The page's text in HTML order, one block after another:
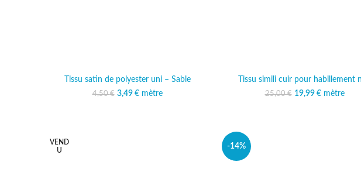
Tissu satin de polyester uni – Sable
4,50€
Le prix initial était :
3,49 € Le prix actuel est :
mètre
Tissu simili cuir pour habillement
25,00€
Le prix initial
19,99 € Le prix
mètre
VEND
U
-14%